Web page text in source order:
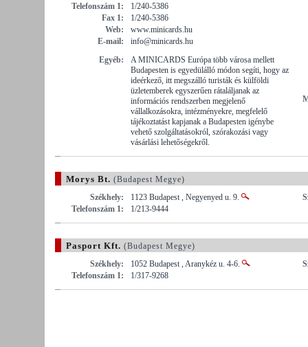
Telefonszám 1:
1/240-5386
Fax 1:
1/240-5386
Web:
www.minicards.hu
E-mail:
info@minicards.hu
Egyéb:
A MINICARDS Európa több városa mellett
Budapesten is egyedülálló módon segíti, hogy az
ideérkező, itt megszálló turisták és külföldi
üzletemberek egyszerűen rátaláljanak az
információs rendszerben megjelenő
vállalkozásokra, intézményekre, megfelelő
tájékoztatást kapjanak a Budapesten igénybe
vehető szolgáltatásokról, szórakozási vagy
vásárlási lehetőségekről.
Morys Bt. (Budapest Megye)
Székhely:
1123 Budapest , Negyenyed u. 9.
Telefonszám 1:
1/213-9444
Pasport Kft. (Budapest Megye)
Székhely:
1052 Budapest , Aranykéz u. 4-6.
Telefonszám 1:
1/317-9268